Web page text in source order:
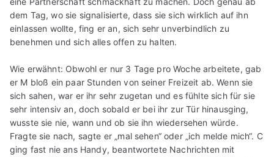
dem Tag, wo sie signalisierte, dass sie sich wirklich auf ihn
einlassen wollte, fing er an, sich sehr unverbindlich zu
benehmen und sich alles offen zu halten.
Wie erwähnt: Obwohl er nur 3 Tage pro Woche arbeitete, gab
er M bloß ein paar Stunden von seiner Freizeit ab. Wenn sie
sich sahen, war er ihr sehr zugetan und es fühlte sich für sie
sehr intensiv an, doch sobald er bei ihr zur Tür hinausging,
wusste sie nie, wann und ob sie ihn wiedersehen würde.
Fragte sie nach, sagte er „mal sehen“ oder „ich melde mich“. C
ging fast nie ans Handy, beantwortete Nachrichten mit